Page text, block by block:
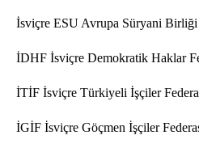
İsviçre ESU Avrupa Süryani Birliği
İDHF İsviçre Demokratik Haklar
İTİF İsviçre Türkiyeli İşçiler
İGİF İsviçre Göçmen İşçiler